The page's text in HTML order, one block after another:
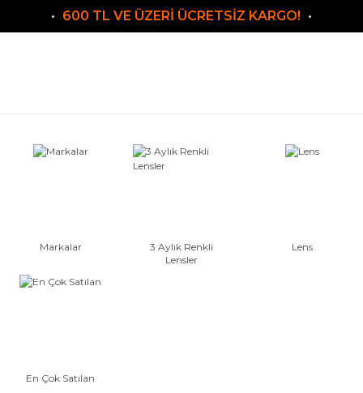
600 TL VE ÜZERİ ÜCRETSİZ KARGO!
Markalar
3 Aylık Renkli
Lensler
Lens
En Çok Satılan